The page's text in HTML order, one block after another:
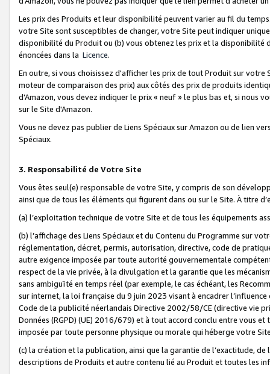
Les prix des Produits et leur disponibilité peuvent varier au fil du
votre Site sont susceptibles de changer, votre Site peut indiquer
disponibilité du Produit ou (b) vous obtenez les prix et la disponibilité
énoncées dans la Licence.
En outre, si vous choisissez d'afficher les prix de tout Produit sur
moteur de comparaison des prix) aux côtés des prix de produits
d'Amazon, vous devez indiquer le prix « neuf » le plus bas et, si nous
sur le Site d'Amazon.
Vous ne devez pas publier de Liens Spéciaux sur Amazon ou de lien
Spéciaux.
3. Responsabilité de Votre Site
Vous êtes seul(e) responsable de votre Site, y compris de son
ainsi que de tous les éléments qui figurent dans ou sur le Site. À titre
(a) l’exploitation technique de votre Site et de tous les équipements
(b) l’affichage des Liens Spéciaux et du Contenu du Programme sur
réglementation, décret, permis, autorisation, directive, code de
autre exigence imposée par toute autorité gouvernementale
respect de la vie privée, à la divulgation et la garantie que les
sans ambiguïté en temps réel (par exemple, le cas échéant, les
sur internet, la loi française du 9 juin 2023 visant à encadrer
Code de la publicité néerlandais Directive 2002/58/CE (directive vie
Données (RGPD) (UE) 2016/679) et à tout accord conclu entre vous
imposée par toute personne physique ou morale qui héberge votre
(c) la création et la publication, ainsi que la garantie de l’exactitude,
descriptions de Produits et autre contenu lié au Produit et toutes les